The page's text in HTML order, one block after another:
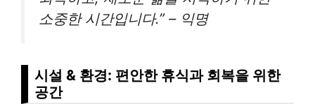
소중한 시간입니다.” – 익명
시설 & 환경: 편안한 휴식과 회복을 위한
공간